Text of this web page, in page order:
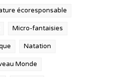
écoresponsable
Micro-fantaisies
Natation
Monde